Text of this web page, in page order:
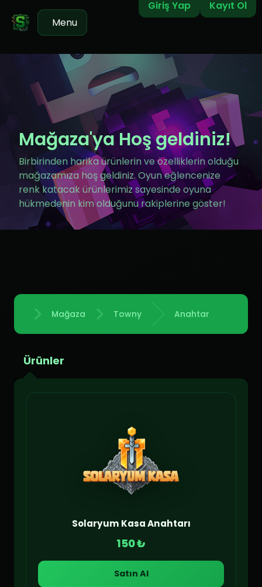
Giriş Yap
Kayıt Ol
Menu
Mağaza'ya Hoş geldiniz!
Birbirinden harika ürünlerin ve özelliklerin olduğu
mağazamıza hoş geldiniz. Oyun eğlencenize
renk katacak ürünlerimiz sayesinde oyuna
hükmedenin kim olduğunu rakiplerine göster!
AnasayfaMağaza Towny Anahtar
Ürünler
Solaryum Kasa Anahtarı
150 ₺
Satın Al